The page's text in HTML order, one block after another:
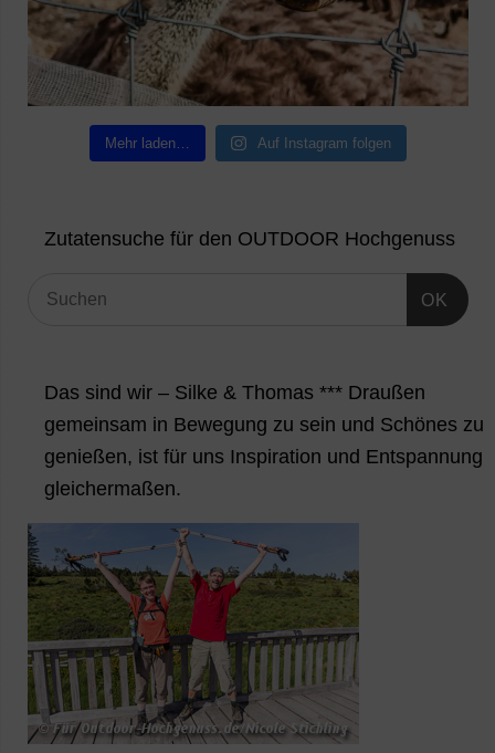
Mehr laden… Auf Instagram folgen
Zutatensuche für den OUTDOOR Hochgenuss
OK
Das sind wir – Silke & Thomas *** Draußen
gemeinsam in Bewegung zu sein und Schönes zu
genießen, ist für uns Inspiration und Entspannung
gleichermaßen.